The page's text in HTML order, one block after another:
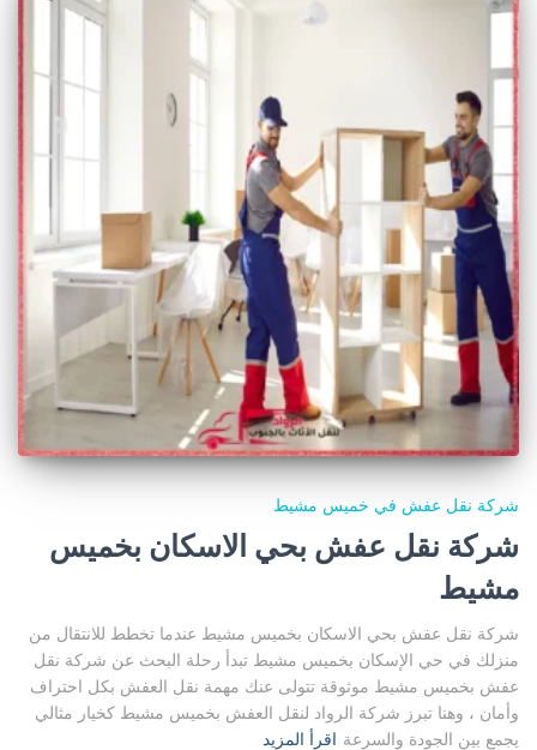
شركة نقل عفش في خميس مشيط
شركة نقل عفش بحي الاسكان بخميس
مشيط
شركة نقل عفش بحي الاسكان بخميس مشيط عندما تخطط للانتقال من
منزلك في حي الإسكان بخميس مشيط تبدأ رحلة البحث عن شركة نقل
عفش بخميس مشيط موثوقة تتولى عنك مهمة نقل العفش بكل احتراف
وأمان ، وهنا تبرز شركة الرواد لنقل العفش بخميس مشيط كخيار مثالي
يجمع بين الجودة والسرعة اقرأ المزيد